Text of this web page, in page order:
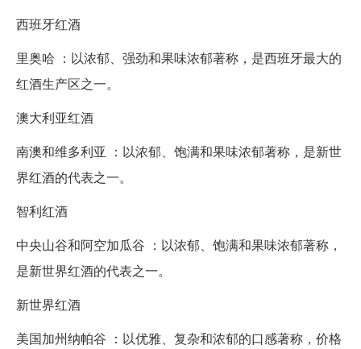
西班牙红酒
里奥哈 ：以浓郁、强劲和果味浓郁著称，是西班牙最大的
红酒生产区之一。
澳大利亚红酒
南澳和维多利亚 ：以浓郁、饱满和果味浓郁著称，是新世
界红酒的代表之一。
智利红酒
中央山谷和阿空加瓜谷 ：以浓郁、饱满和果味浓郁著称，
是新世界红酒的代表之一。
新世界红酒
美国加州纳帕谷 ：以优雅、复杂和浓郁的口感著称，价格